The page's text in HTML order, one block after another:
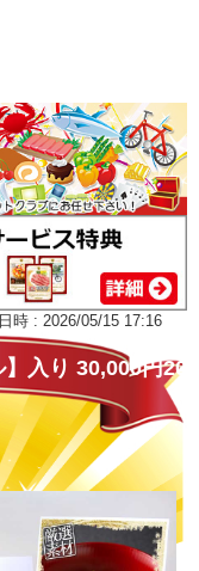
時 : 2026/05/15 17:16
入り 30,000円20